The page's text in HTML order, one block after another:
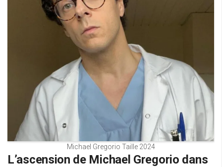
Michael Gregorio Taille 2024
L’ascension de Michael Gregorio dans